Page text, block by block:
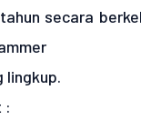
secara
lingkup.
: